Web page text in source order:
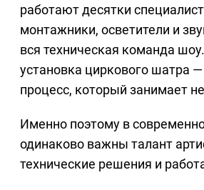
работают десятки
монтажники, осветители и
вся техническая команда
установка циркового шатра
процесс, который занимает
Именно поэтому в
одинаково важны талант
технические решения и